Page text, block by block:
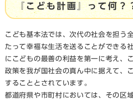
『こども計画』って何？
こども基本法では、次代の社会を担う
たって幸福な生活を送ることができる
にこどもの最善の利益を第一に考え、
政策を我が国社会の真ん中に据えて、
することとされています。
都道府県や市町村においては、その区